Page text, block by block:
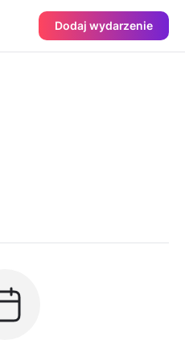
Dodaj wydarzenie